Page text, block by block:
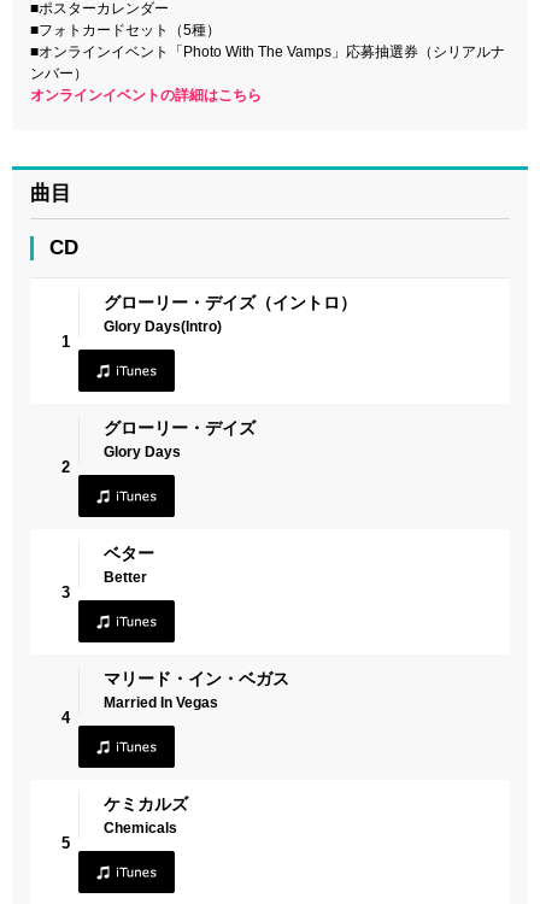
■ポスターカレンダー
■フォトカードセット（5種）
■オンラインイベント「Photo With The Vamps」応募抽選券（シリアルナ
ンバー）
オンラインイベントの詳細はこちら
曲目
CD
1
グローリー・デイズ（イントロ）
Glory Days(Intro)
2
グローリー・デイズ
Glory Days
3
ベター
Better
4
マリード・イン・ベガス
Married In Vegas
5
ケミカルズ
Chemicals